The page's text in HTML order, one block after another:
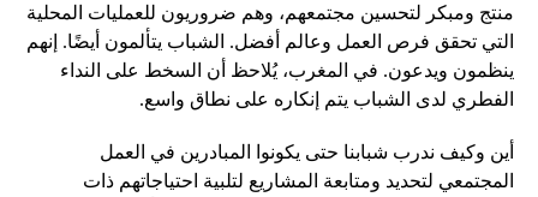
منتج ومبكر لتحسين مجتمعهم، وهم ضروريون للعمليات المحلية
التي تحقق فرص العمل وعالم أفضل. الشباب يتألمون أيضًا. إنهم
ينظمون ويدعون. في المغرب، يُلاحظ أن السخط على النداء
الفطري لدى الشباب يتم إنكاره على نطاق واسع.
أين وكيف ندرب شبابنا حتى يكونوا المبادرين في العمل
المجتمعي لتحديد ومتابعة المشاريع لتلبية احتياجاتهم ذات